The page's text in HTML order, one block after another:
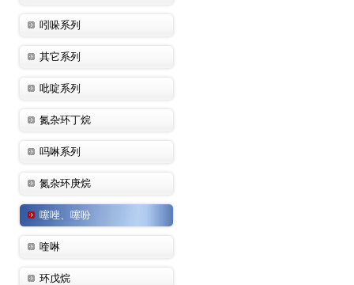
吲哚系列
其它系列
吡啶系列
氮杂环丁烷
吗啉系列
氮杂环庚烷
噻唑、噻吩
喹啉
环戊烷